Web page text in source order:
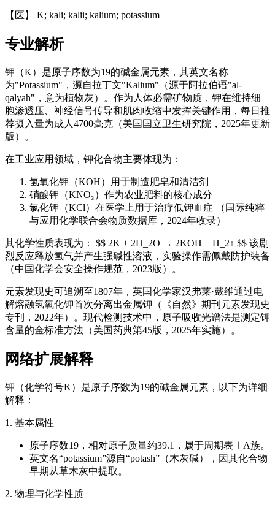
【医】 K; kali; kalii; kalium; potassium
专业解析
钾（K）是原子序数为19的碱金属元素，其英文名称
为"Potassium"，源自拉丁文"Kalium"（源于阿拉伯语"al-
qalyah"，意为植物灰）。作为人体必需矿物质，钾在维持细
胞渗透压、神经信号传导和肌肉收缩中发挥关键作用，每日推
荐摄入量为成人4700毫克（美国国立卫生研究院，2025年更新
版）。
在工业应用领域，钾化合物主要体现为：
氢氧化钾（KOH）用于制造肥皂和清洁剂
硝酸钾（KNO₃）作为农业肥料的核心成分
氯化钾（KCl）在医学上用于治疗低钾血症 （国际纯粹
与应用化学联合会物质数据库，2024年收录）
其化学性质表现为： $$ 2K + 2H_2O → 2KOH + H_2↑ $$ 该剧
烈反应释放氢气并产生强碱性溶液，实验操作需佩戴防护装备
（中国化学会安全操作规范，2023版）。
元素发现史可追溯至1807年，英国化学家汉弗莱·戴维通过电
解熔融氢氧化钾首次分离出金属钾（《自然》期刊元素发现史
专刊，2022年）。现代检测技术中，原子吸收光谱法是测定钾
含量的金标准方法（美国药典第45版，2025年实施）。
网络扩展解释
钾（化学符号K）是原子序数为19的碱金属元素，以下为详细
解释：
1. 基本属性
原子序数19，相对原子质量约39.1，属于周期表ⅠA族。
英文名“potassium”源自“potash”（木灰碱），因其化合物
早期从草木灰中提取。
2. 物理与化学性质